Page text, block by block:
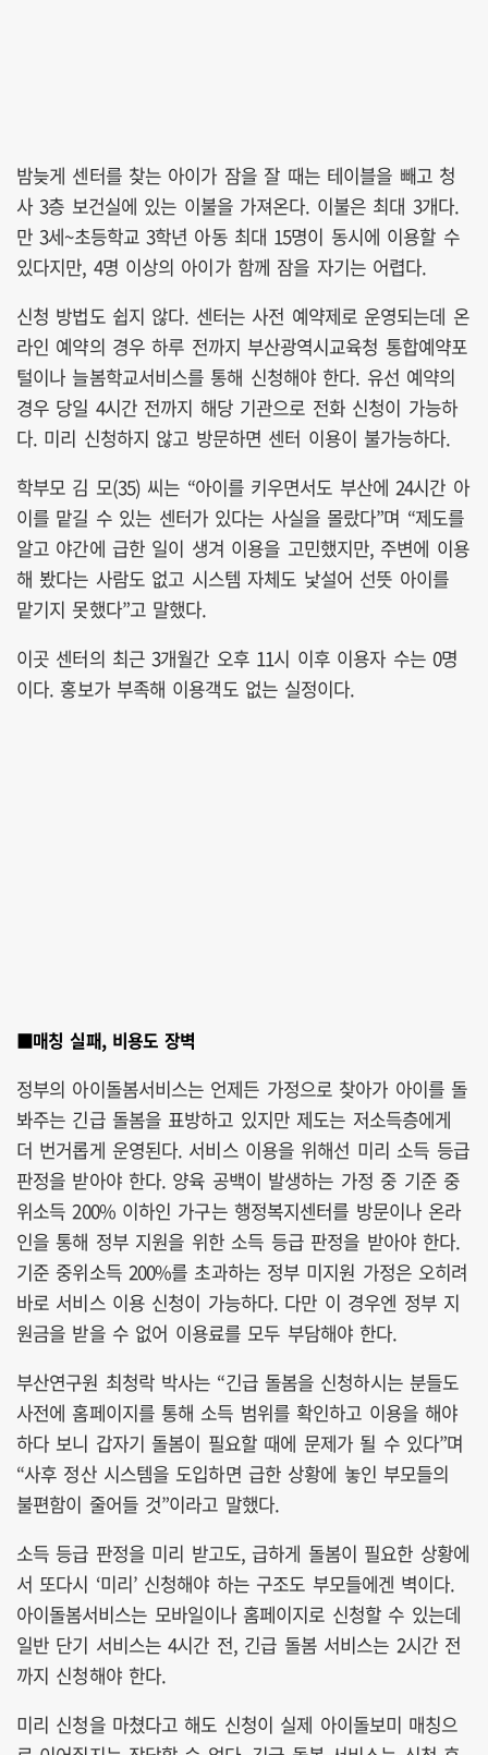
밤늦게 센터를 찾는 아이가 잠을 잘 때는 테이블을 빼고 청
사 3층 보건실에 있는 이불을 가져온다. 이불은 최대 3개다.
만 3세~초등학교 3학년 아동 최대 15명이 동시에 이용할 수
있다지만, 4명 이상의 아이가 함께 잠을 자기는 어렵다.
신청 방법도 쉽지 않다. 센터는 사전 예약제로 운영되는데 온
라인 예약의 경우 하루 전까지 부산광역시교육청 통합예약포
털이나 늘봄학교서비스를 통해 신청해야 한다. 유선 예약의
경우 당일 4시간 전까지 해당 기관으로 전화 신청이 가능하
다. 미리 신청하지 않고 방문하면 센터 이용이 불가능하다.
학부모 김 모(35) 씨는 “아이를 키우면서도 부산에 24시간 아
이를 맡길 수 있는 센터가 있다는 사실을 몰랐다”며 “제도를
알고 야간에 급한 일이 생겨 이용을 고민했지만, 주변에 이용
해 봤다는 사람도 없고 시스템 자체도 낯설어 선뜻 아이를
맡기지 못했다”고 말했다.
이곳 센터의 최근 3개월간 오후 11시 이후 이용자 수는 0명
이다. 홍보가 부족해 이용객도 없는 실정이다.
■매칭 실패, 비용도 장벽
정부의 아이돌봄서비스는 언제든 가정으로 찾아가 아이를 돌
봐주는 긴급 돌봄을 표방하고 있지만 제도는 저소득층에게
더 번거롭게 운영된다. 서비스 이용을 위해선 미리 소득 등급
판정을 받아야 한다. 양육 공백이 발생하는 가정 중 기준 중
위소득 200% 이하인 가구는 행정복지센터를 방문이나 온라
인을 통해 정부 지원을 위한 소득 등급 판정을 받아야 한다.
기준 중위소득 200%를 초과하는 정부 미지원 가정은 오히려
바로 서비스 이용 신청이 가능하다. 다만 이 경우엔 정부 지
원금을 받을 수 없어 이용료를 모두 부담해야 한다.
부산연구원 최청락 박사는 “긴급 돌봄을 신청하시는 분들도
사전에 홈페이지를 통해 소득 범위를 확인하고 이용을 해야
하다 보니 갑자기 돌봄이 필요할 때에 문제가 될 수 있다”며
“사후 정산 시스템을 도입하면 급한 상황에 놓인 부모들의
불편함이 줄어들 것”이라고 말했다.
소득 등급 판정을 미리 받고도, 급하게 돌봄이 필요한 상황에
서 또다시 ‘미리’ 신청해야 하는 구조도 부모들에겐 벽이다.
아이돌봄서비스는 모바일이나 홈페이지로 신청할 수 있는데
일반 단기 서비스는 4시간 전, 긴급 돌봄 서비스는 2시간 전
까지 신청해야 한다.
미리 신청을 마쳤다고 해도 신청이 실제 아이돌보미 매칭으